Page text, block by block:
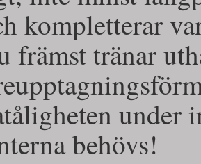
kompletterar
främst tränar
under
behövs!